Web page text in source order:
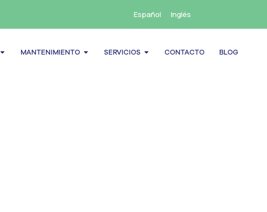
Español Inglés
Abrir almacenamiento
MANTENIMIENTO Abrir Mantenimiento
SERVICIOS Abrir Servicios
CONTACTO BLOG